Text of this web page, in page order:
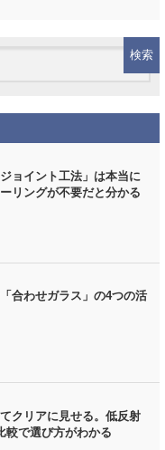
ョイント工法」は本当に
リングが不要だと分かる
合わせガラス」の4つの活
クリアに見せる。低反射
較で選び方がわかる